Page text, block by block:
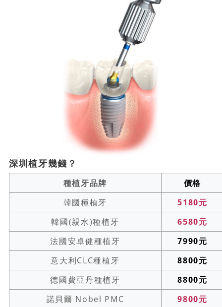
深圳植牙幾錢？
種植牙品牌
價格
韓國種植牙
5180元
韓國(親水)種植牙
6580元
法國安卓健種植牙
7990元
意大利CLC種植牙
8800元
德國費亞丹種植牙
8800元
諾貝爾 Nobel PMC
9800元